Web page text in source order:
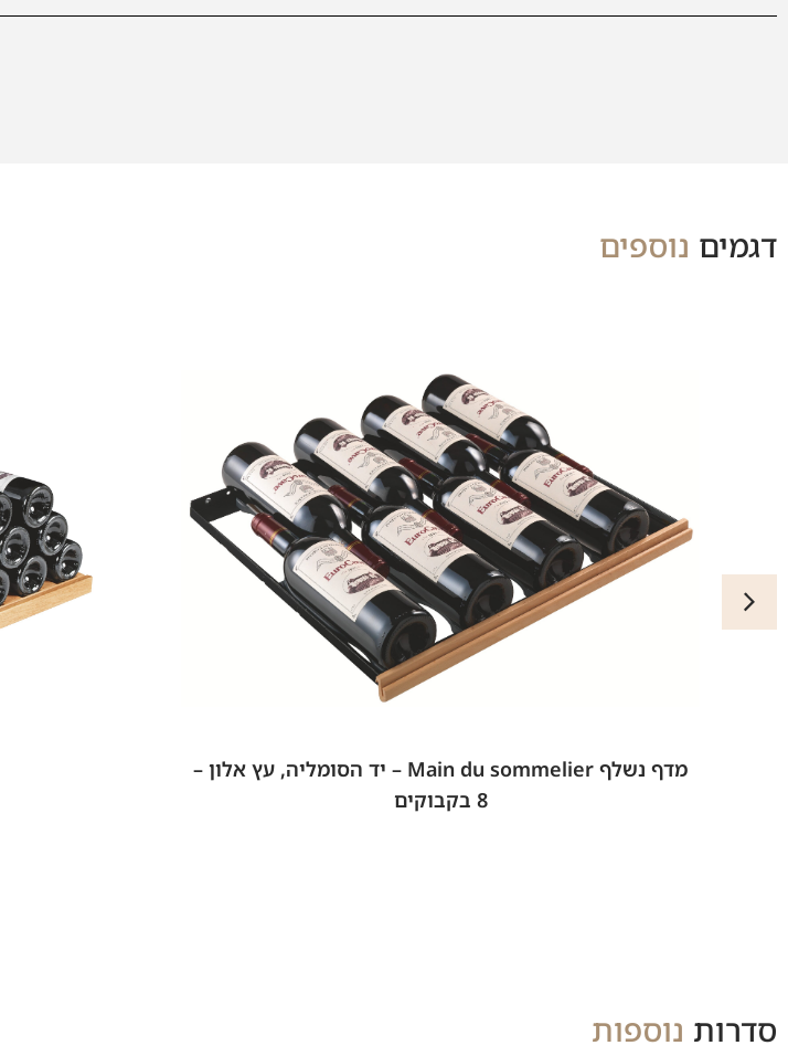
דגמים נוספים
מדף נשלף Main du sommelier – יד הסומליה, עץ אלון –
8 בקבוקים
סדרות נוספות